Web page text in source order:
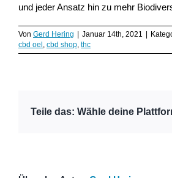
und jeder Ansatz hin zu mehr
Von Gerd Hering | Januar 14th, 2021 |
cbd oel, cbd shop, thc
Teile das: Wähle deine